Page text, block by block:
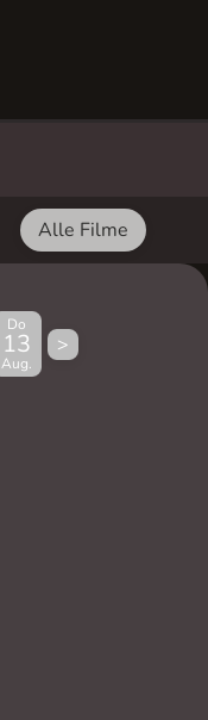
Alle Filme
Do
13
Aug.
>